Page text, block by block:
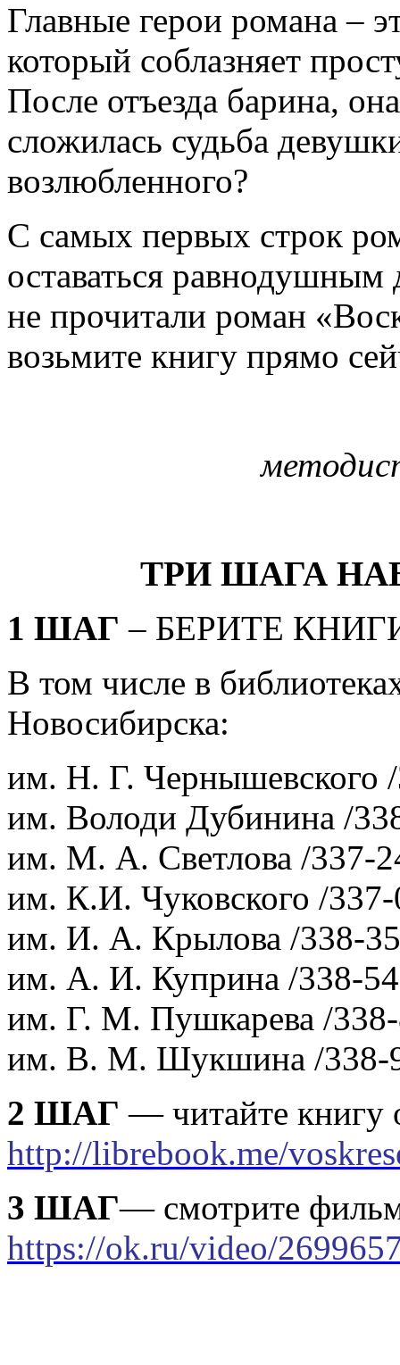
Главные герои романа –
который соблазняет
После отъезда барина,
сложилась судьба
возлюбленного?
С самых первых строк
оставаться
не прочитали роман
возьмите книгу прямо
ТРИ ШАГА
1 ШАГ – БЕРИТЕ
В том числе в
Новосибирска:
им. Н. Г. Чернышевского
им. Володи Дубинина /
им. М. А. Светлова /337-
им. К.И. Чуковского /
им. И. А. Крылова /338-
им. А. И. Куприна /338-
им. Г. М. Пушкарева /
им. В. М. Шукшина /338-
2 ШАГ — читайте
http://librebook.me/
3 ШАГ— смотрите
https://ok.ru/video/